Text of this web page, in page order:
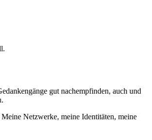
gut nach­emp­fin­den, auch und
Netzwerke, mei­ne Identitäten, mei­ne